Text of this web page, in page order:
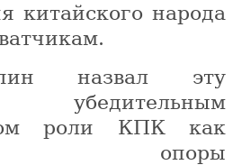
китайского народа
назвал эту
убедительным
роли КПК как
опоры